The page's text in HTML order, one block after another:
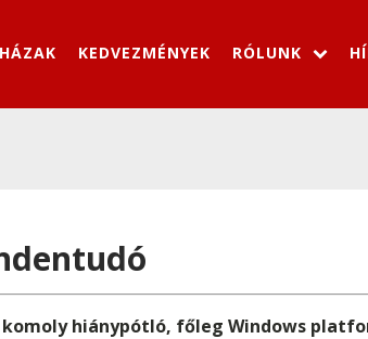
KEDVEZMÉNYEK RÓLUNK
hiánypótló, főleg Windows